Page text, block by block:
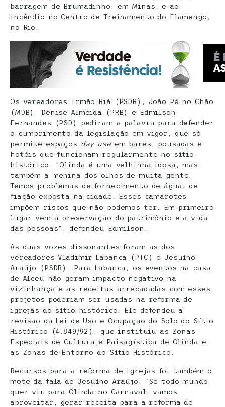
barragem de Brumadinho, em Minas, e ao
incêndio no Centro de Treinamento do Flamengo,
no Rio.
Os vereadores Irmão Biá (PSDB), João Pé no Chão
(MDB), Denise Almeida (PRB) e Edmilson
Fernandes (PSD) pediram a palavra para defender
o cumprimento da legislação em vigor, que só
permite espaços day useem bares, pousadas e
hotéis que funcionam regularmente no sítio
histórico. “Olinda é uma velhinha idosa, mas
também a menina dos olhos de muita gente.
Temos problemas de fornecimento de água, de
fiação exposta na cidade. Esses camarotes
impõem riscos que não podemos ter. Em primeiro
lugar vem a preservação do patrimônio e a vida
das pessoas”, defendeu Edmilson.
As duas vozes dissonantes foram as dos
vereadores Vladimir Labanca (PTC) e Jesuíno
Araújo (PSDB). Para Labanca, os eventos na casa
de Alceu não geram impacto negativo na
vizinhança e as receitas arrecadadas com esses
projetos poderiam ser usadas na reforma de
igrejas do sítio histórico. Ele defendeu a
revisão da Lei de Uso e Ocupação do Solo do Sítio
Histórico (4.849/92), que instituiu as Zonas
Especiais de Cultura e Paisagística de Olinda e
as Zonas de Entorno do Sítio Histórico.
Recursos para a reforma de igrejas foi também o
mote da fala de Jesuíno Araújo. “Se todo mundo
quer vir para Olinda no Carnaval, vamos
aproveitar, gerar receita para a reforma de